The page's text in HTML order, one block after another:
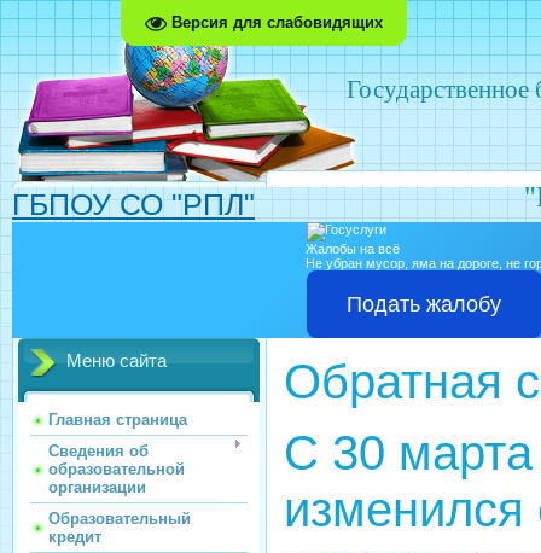
Версия для слабовидящих
ГБПОУ СО "РПЛ"
Жалобы на всё
Не убран мусор, яма на дороге, не
Подать жалобу
Меню сайта
Главная страница
Сведения об
образовательной
организации
Образовательный
кредит
Обратная
С 30 марта
изменился